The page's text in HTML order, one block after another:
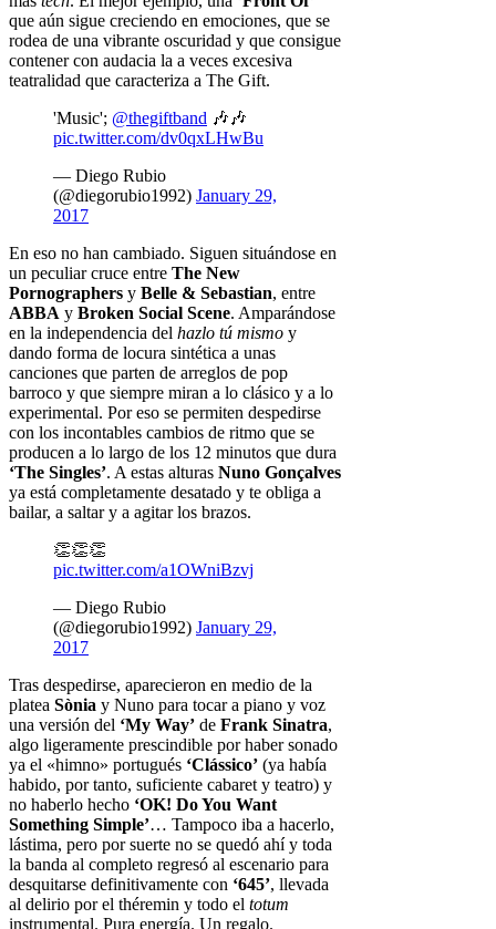
que aún sigue creciendo en emociones, que se
rodea de una vibrante oscuridad y que consigue
contener con audacia la a veces excesiva
teatralidad que caracteriza a The Gift.
'Music'; @thegiftband 🎶🎶
pic.twitter.com/dv0qxLHwBu
— Diego Rubio
(@diegorubio1992) January 29,
2017
En eso no han cambiado. Siguen situándose en
un peculiar cruce entre The New
Pornographers y Belle & Sebastian, entre
ABBA y Broken Social Scene. Amparándose
en la independencia del hazlo tú mismo y
dando forma de locura sintética a unas
canciones que parten de arreglos de pop
barroco y que siempre miran a lo clásico y a lo
experimental. Por eso se permiten despedirse
con los incontables cambios de ritmo que se
producen a lo largo de los 12 minutos que dura
‘The Singles’. A estas alturas Nuno Gonçalves
ya está completamente desatado y te obliga a
bailar, a saltar y a agitar los brazos.
👏👏👏
pic.twitter.com/a1OWniBzvj
— Diego Rubio
(@diegorubio1992) January 29,
2017
Tras despedirse, aparecieron en medio de la
platea Sònia y Nuno para tocar a piano y voz
una versión del ‘My Way’ de Frank Sinatra,
algo ligeramente prescindible por haber sonado
ya el «himno» portugués ‘Clássico’ (ya había
habido, por tanto, suficiente cabaret y teatro) y
no haberlo hecho ‘OK! Do You Want
Something Simple’… Tampoco iba a hacerlo,
lástima, pero por suerte no se quedó ahí y toda
la banda al completo regresó al escenario para
desquitarse definitivamente con ‘645’, llevada
al delirio por el théremin y todo el totum
instrumental. Pura energía. Un regalo.